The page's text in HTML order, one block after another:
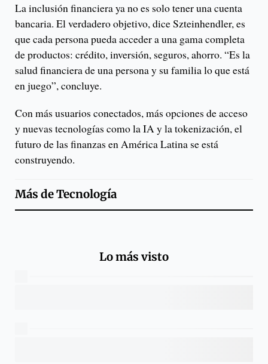
La inclusión financiera ya no es solo tener una cuenta
bancaria. El verdadero objetivo, dice Szteinhendler, es
que cada persona pueda acceder a una gama completa
de productos: crédito, inversión, seguros, ahorro. “Es la
salud financiera de una persona y su familia lo que está
en juego”, concluye.
Con más usuarios conectados, más opciones de acceso
y nuevas tecnologías como la IA y la tokenización, el
futuro de las finanzas en América Latina se está
construyendo.
Más deTecnología
Lo más visto